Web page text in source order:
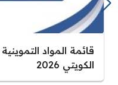
قائمة المواد
الكويتي 2026